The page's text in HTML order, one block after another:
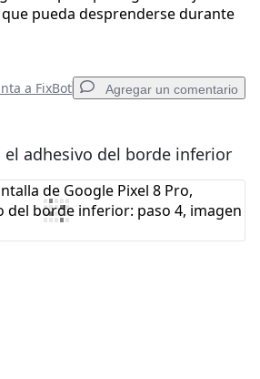
pueda desprenderse durante
a FixBot Agregar un comentario
Agregar un comentario
el adhesivo del borde inferior